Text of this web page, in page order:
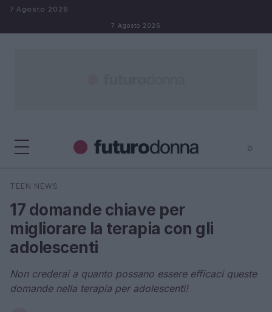
Salta al contenuto
7 Agosto 2026
7 Agosto 2026
⌕
Cerca
TEEN NEWS
17 domande chiave per
migliorare la terapia con gli
adolescenti
Non crederai a quanto possano essere efficaci queste
domande nella terapia per adolescenti!